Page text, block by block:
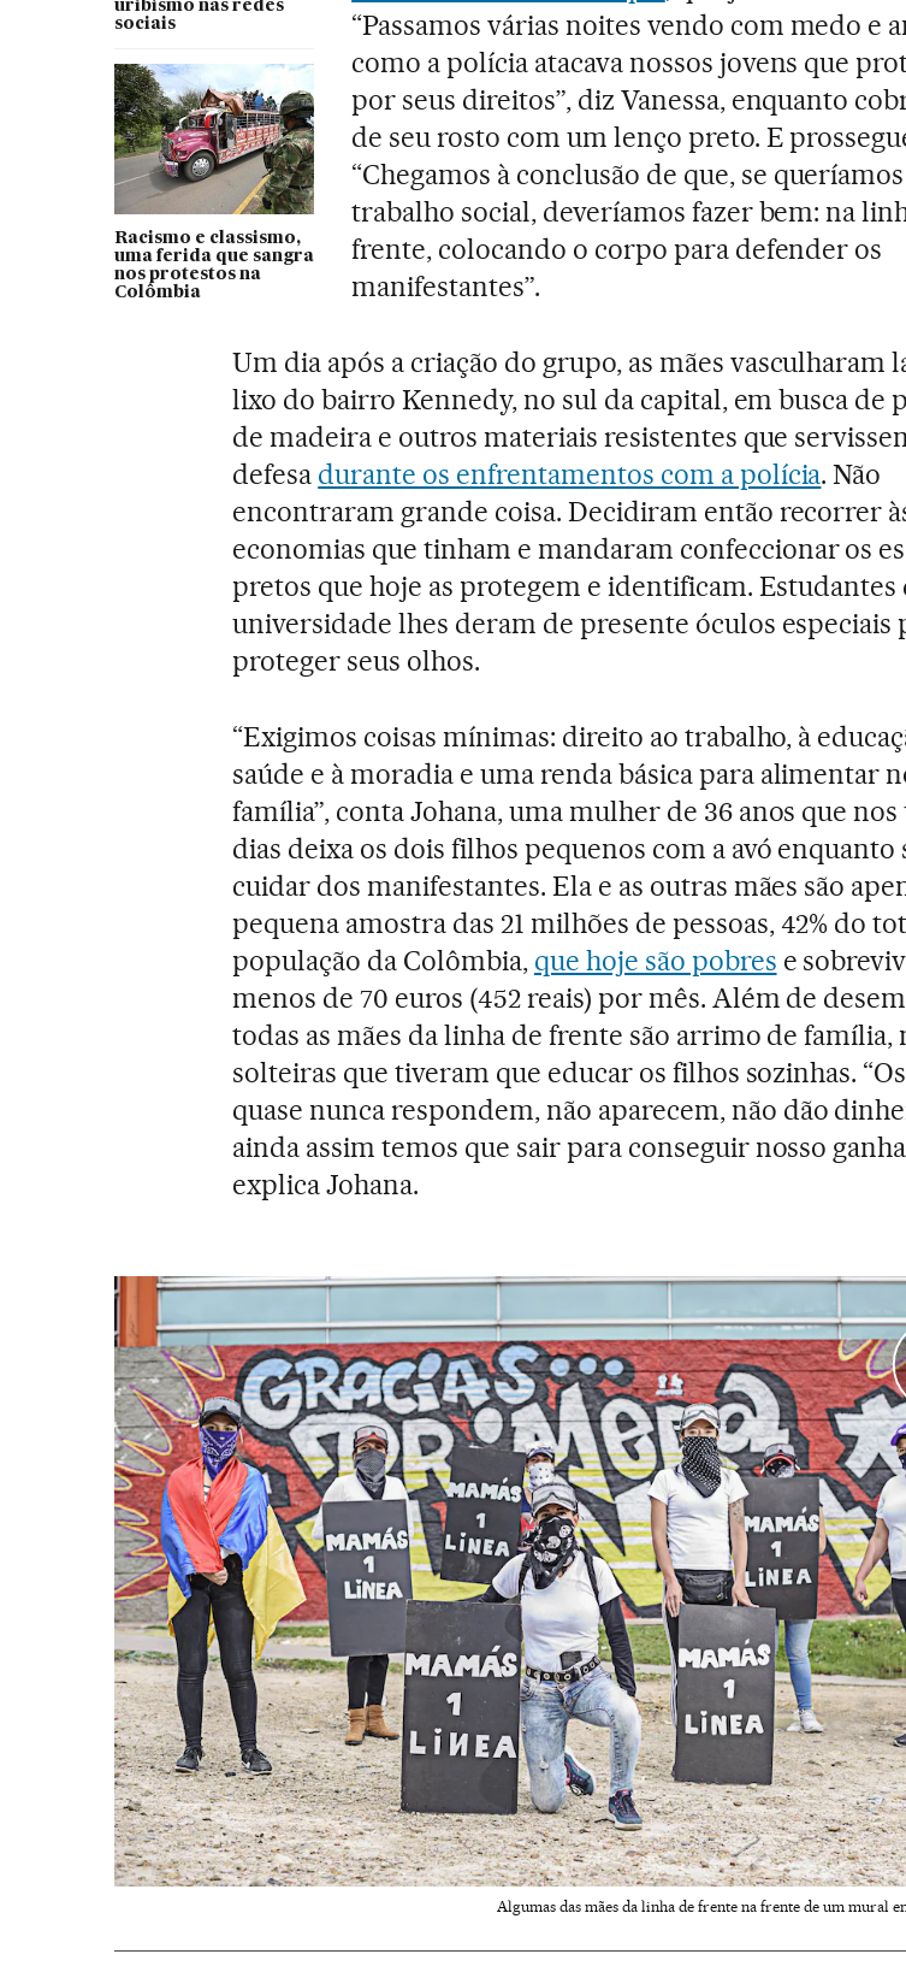
uribismo nas redes
sociais
Racismo e classismo,
uma ferida que sangra
nos protestos na
Colômbia
“Passamos várias noites vendo com medo e
como a polícia atacava nossos jovens que
por seus direitos”, diz Vanessa, enquanto
de seu rosto com um lenço preto. E
“Chegamos à conclusão de que, se
trabalho social, deveríamos fazer bem: na
frente, colocando o corpo para defender os
manifestantes”.
Um dia após a criação do grupo, as mães vasculharam
lixo do bairro Kennedy, no sul da capital, em busca de
de madeira e outros materiais resistentes que
defesa durante os enfrentamentos com a polícia. Não
encontraram grande coisa. Decidiram então recorrer
economias que tinham e mandaram confeccionar os
pretos que hoje as protegem e identificam. Estudantes
universidade lhes deram de presente óculos especiais
proteger seus olhos.
“Exigimos coisas mínimas: direito ao trabalho, à
saúde e à moradia e uma renda básica para alimentar
família”, conta Johana, uma mulher de 36 anos que
dias deixa os dois filhos pequenos com a avó enquanto
cuidar dos manifestantes. Ela e as outras mães são
pequena amostra das 21 milhões de pessoas, 42% do
população da Colômbia, que hoje são pobres e
menos de 70 euros (452 reais) por mês. Além de
todas as mães da linha de frente são arrimo de família,
solteiras que tiveram que educar os filhos sozinhas.
quase nunca respondem, não aparecem, não dão
ainda assim temos que sair para conseguir nosso
explica Johana.
Algumas das mães da linha de frente na frente de um mural